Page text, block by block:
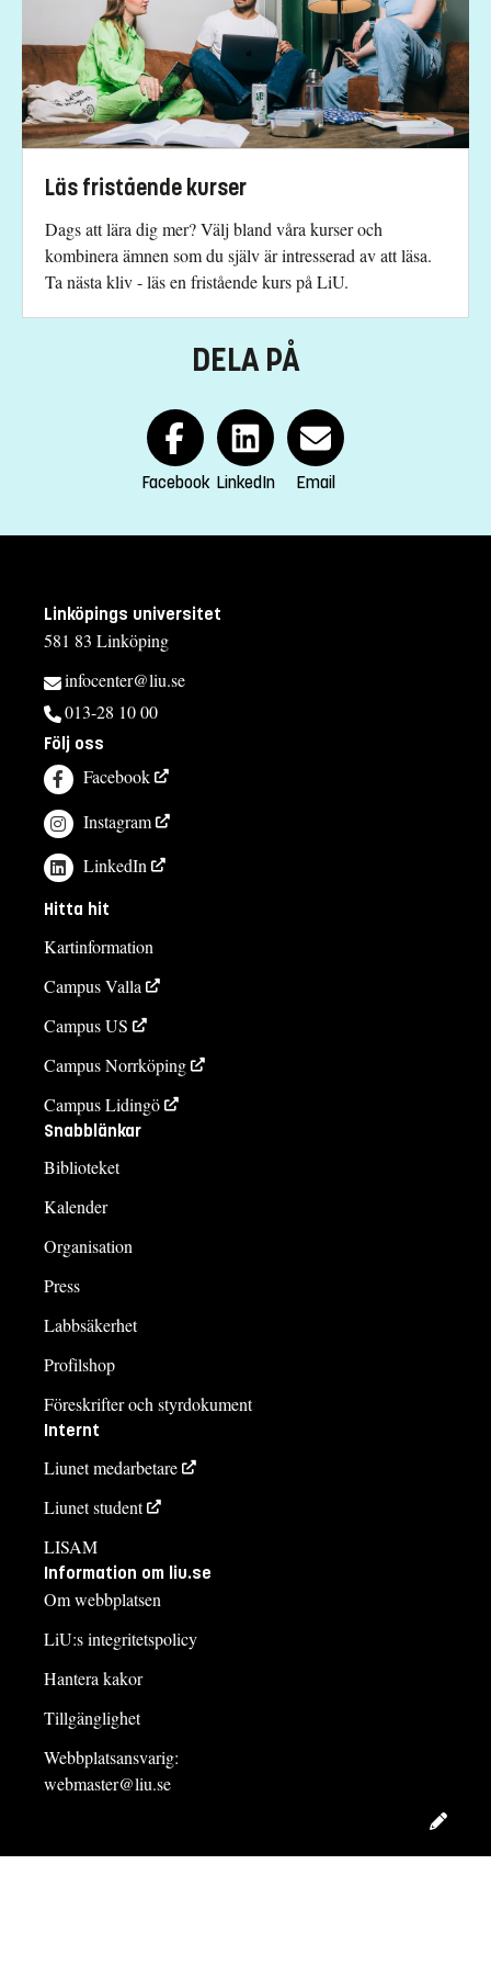
Läs fristående kurser
Dags att lära dig mer? Välj bland våra kurser och
kombinera ämnen som du själv är intresserad av att läsa.
Ta nästa kliv - läs en fristående kurs på LiU.
DELA PÅ
Facebook LinkedIn Email
Linköpings universitet
581 83 Linköping
infocenter@liu.se
013-28 10 00
Följ oss
Facebook
Instagram
LinkedIn
Hitta hit
Kartinformation
Campus Valla
Campus US
Campus Norrköping
Campus Lidingö
Snabblänkar
Biblioteket
Kalender
Organisation
Press
Labbsäkerhet
Profilshop
Föreskrifter och styrdokument
Internt
Liunet medarbetare
Liunet student
LISAM
Information om liu.se
Om webbplatsen
LiU:s integritetspolicy
Hantera kakor
Tillgänglighet
Webbplatsansvarig:
webmaster@liu.se